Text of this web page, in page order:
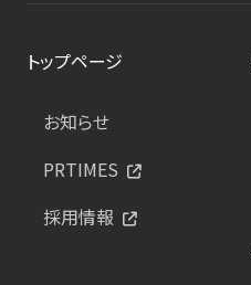
トップページ
お知らせ
PRTIMES
採用情報